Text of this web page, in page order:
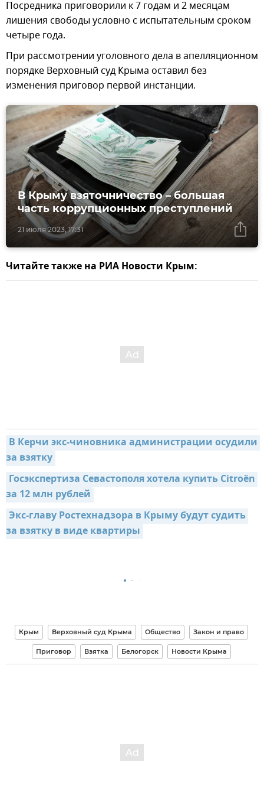
Посредника приговорили к 7 годам и 2 месяцам
лишения свободы условно с испытательным сроком
четыре года.
При рассмотрении уголовного дела в апелляционном
порядке Верховный суд Крыма оставил без
изменения приговор первой инстанции.
21 июля 2023, 17:31
В Крыму взяточничество – большая
часть коррупционных преступлений
Читайте также на РИА Новости Крым:
В Керчи экс-чиновника администрации осудили
за взятку
Госэкспертиза Севастополя хотела купить Citroën
за 12 млн рублей
Экс-главу Ростехнадзора в Крыму будут судить
за взятку в виде квартиры
Крым Верховный суд Крыма Общество Закон и право
Приговор Взятка Белогорск Новости Крыма